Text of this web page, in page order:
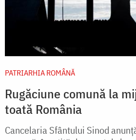
PATRIARHIA ROMÂNĂ
Rugăciune comună la
toată România
Cancelaria Sfântului Sinod